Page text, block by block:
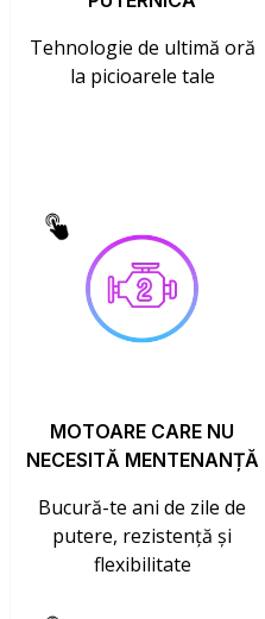
Tehnologie de ultimă oră
la picioarele tale
MOTOARE CARE NU
NECESITĂ MENTENANȚĂ
Bucură-te ani de zile de
putere, rezistență și
flexibilitate